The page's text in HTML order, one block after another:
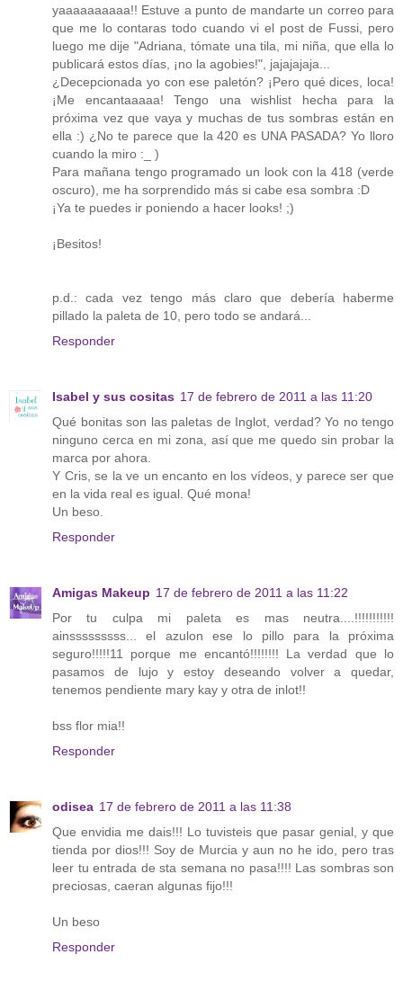
yaaaaaaaaaa!! Estuve a punto de mandarte un correo para
que me lo contaras todo cuando vi el post de Fussi, pero
luego me dije "Adriana, tómate una tila, mi niña, que ella lo
publicará estos días, ¡no la agobies!", jajajajaja...
¿Decepcionada yo con ese paletón? ¡Pero qué dices, loca!
¡Me encantaaaaa! Tengo una wishlist hecha para la
próxima vez que vaya y muchas de tus sombras están en
ella :) ¿No te parece que la 420 es UNA PASADA? Yo lloro
cuando la miro :_ )
Para mañana tengo programado un look con la 418 (verde
oscuro), me ha sorprendido más si cabe esa sombra :D
¡Ya te puedes ir poniendo a hacer looks! ;)
¡Besitos!
p.d.: cada vez tengo más claro que debería haberme
pillado la paleta de 10, pero todo se andará...
Responder
Isabel y sus cositas 17 de febrero de 2011 a las 11:20
Qué bonitas son las paletas de Inglot, verdad? Yo no tengo
ninguno cerca en mi zona, así que me quedo sin probar la
marca por ahora.
Y Cris, se la ve un encanto en los vídeos, y parece ser que
en la vida real es igual. Qué mona!
Un beso.
Responder
Amigas Makeup 17 de febrero de 2011 a las 11:22
Por tu culpa mi paleta es mas neutra....!!!!!!!!!!!
ainsssssssss... el azulon ese lo pillo para la próxima
seguro!!!!!11 porque me encantó!!!!!!!! La verdad que lo
pasamos de lujo y estoy deseando volver a quedar,
tenemos pendiente mary kay y otra de inlot!!
bss flor mia!!
Responder
odisea 17 de febrero de 2011 a las 11:38
Que envidia me dais!!! Lo tuvisteis que pasar genial, y que
tienda por dios!!! Soy de Murcia y aun no he ido, pero tras
leer tu entrada de sta semana no pasa!!!! Las sombras son
preciosas, caeran algunas fijo!!!
Un beso
Responder